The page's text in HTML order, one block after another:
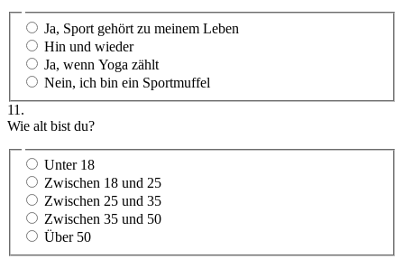
Ja, Sport gehört zu meinem Leben
Hin und wieder
Ja, wenn Yoga zählt
Nein, ich bin ein Sportmuffel
11.
Wie alt bist du?
Unter 18
Zwischen 18 und 25
Zwischen 25 und 35
Zwischen 35 und 50
Über 50